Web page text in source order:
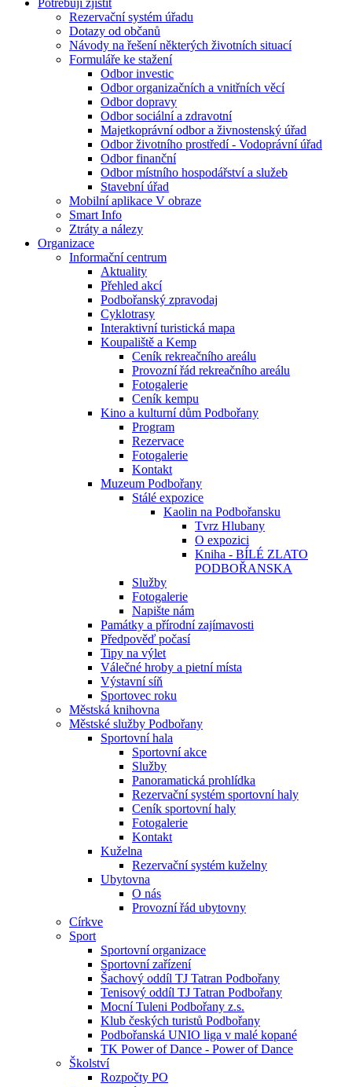
Potřebuji zjistit
Rezervační systém úřadu
Dotazy od občanů
Návody na řešení některých životních situací
Formuláře ke stažení
Odbor investic
Odbor organizačních a vnitřních věcí
Odbor dopravy
Odbor sociální a zdravotní
Majetkoprávní odbor a živnostenský úřad
Odbor životního prostředí - Vodoprávní úřad
Odbor finanční
Odbor místního hospodářství a služeb
Stavební úřad
Mobilní aplikace V obraze
Smart Info
Ztráty a nálezy
Organizace
Informační centrum
Aktuality
Přehled akcí
Podbořanský zpravodaj
Cyklotrasy
Interaktivní turistická mapa
Koupaliště a Kemp
Ceník rekreačního areálu
Provozní řád rekreačního areálu
Fotogalerie
Ceník kempu
Kino a kulturní dům Podbořany
Program
Rezervace
Fotogalerie
Kontakt
Muzeum Podbořany
Stálé expozice
Kaolin na Podbořansku
Tvrz Hlubany
O expozici
Kniha - BÍLÉ ZLATO
PODBOŘANSKA
Služby
Fotogalerie
Napište nám
Památky a přírodní zajímavosti
Předpověď počasí
Tipy na výlet
Válečné hroby a pietní místa
Výstavní síň
Sportovec roku
Městská knihovna
Městské služby Podbořany
Sportovní hala
Sportovní akce
Služby
Panoramatická prohlídka
Rezervační systém sportovní haly
Ceník sportovní haly
Fotogalerie
Kontakt
Kuželna
Rezervační systém kuželny
Ubytovna
O nás
Provozní řád ubytovny
Církve
Sport
Sportovní organizace
Sportovní zařízení
Šachový oddíl TJ Tatran Podbořany
Tenisový oddíl TJ Tatran Podbořany
Mocní Tuleni Podbořany z.s.
Klub českých turistů Podbořany
Podbořanská UNIO liga v malé kopané
TK Power of Dance - Power of Dance
Školství
Rozpočty PO